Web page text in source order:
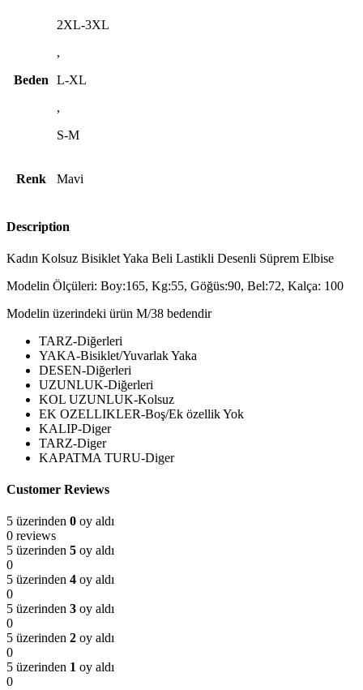
Beden
2XL-3XL
,
L-XL
,
S-M
Renk Mavi
Description
Kadın Kolsuz Bisiklet Yaka Beli Lastikli Desenli Süprem Elbise
Modelin Ölçüleri: Boy:165, Kg:55, Göğüs:90, Bel:72, Kalça: 100
Modelin üzerindeki ürün M/38 bedendir
TARZ-Diğerleri
YAKA-Bisiklet/Yuvarlak Yaka
DESEN-Diğerleri
UZUNLUK-Diğerleri
KOL UZUNLUK-Kolsuz
EK OZELLIKLER-Boş/Ek özellik Yok
KALIP-Diger
TARZ-Diger
KAPATMA TURU-Diger
Customer Reviews
5 üzerinden 0 oy aldı
0 reviews
5 üzerinden 5 oy aldı
0
5 üzerinden 4 oy aldı
0
5 üzerinden 3 oy aldı
0
5 üzerinden 2 oy aldı
0
5 üzerinden 1 oy aldı
0